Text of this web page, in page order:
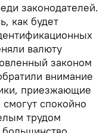
законодателей.
как будет
валюту
законом
внимание
приезжающие
спокойно
трудом